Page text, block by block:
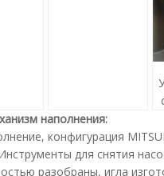
наполнения:
конфигурация
для снятия
разобраны, игла